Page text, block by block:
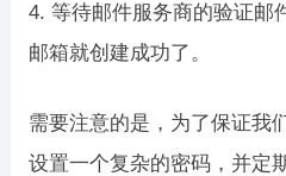
4. 等待邮件服务商的验证邮
邮箱就创建成功了。
需要注意的是，为了保证我
设置一个复杂的密码，并定